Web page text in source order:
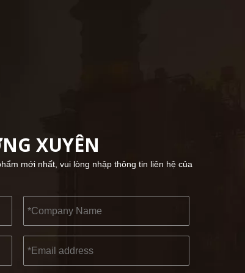
Hội chợ Cologne 2023, một địa điểm tuyệt vời để
Đối tác và bạn bè, chúng tôi có một tin tuyệt vời
XUYÊN
mới nhất, vui lòng nhập thông tin liên hệ của